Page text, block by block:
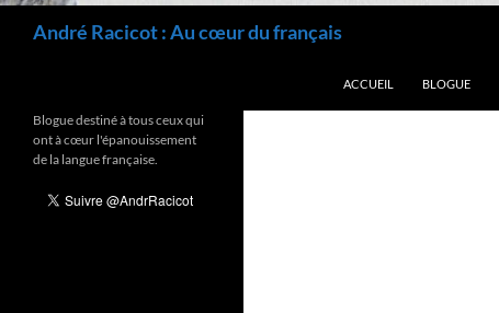
André Racicot : Au cœur du français
ACCUEIL
BLOGUE
Blogue destiné à tous ceux qui
ont à cœur l'épanouissement
de la langue française.